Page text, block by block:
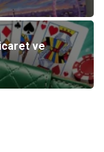
ve